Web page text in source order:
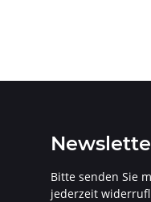
Bitte senden Sie
jederzeit